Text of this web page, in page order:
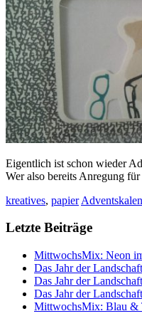
Eigentlich ist schon wieder
Wer also bereits Anregung
kreatives, papier
Letzte Beiträge
MittwochsMix: Neon
Das Jahr der
Das Jahr der
Das Jahr der
MittwochsMix: Blau &